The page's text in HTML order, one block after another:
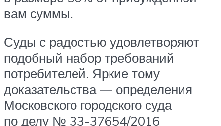
вам суммы.
Суды с радостью удовлетворяют
подобный набор требований
потребителей. Яркие тому
доказательства — определения
Московского городского суда
по делу № 33-37654/2016